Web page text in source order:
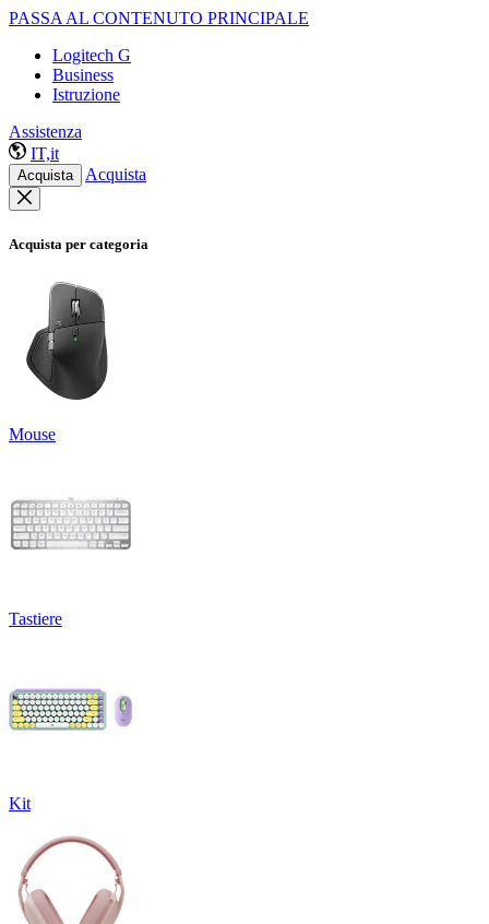
PASSA AL CONTENUTO PRINCIPALE
Logitech G
Business
Istruzione
Assistenza
IT,it
Acquista Acquista
Acquista per categoria
Mouse
Tastiere
Kit